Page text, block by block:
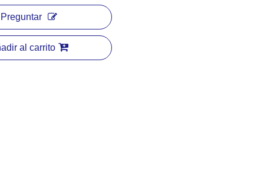
Preguntar
al carrito